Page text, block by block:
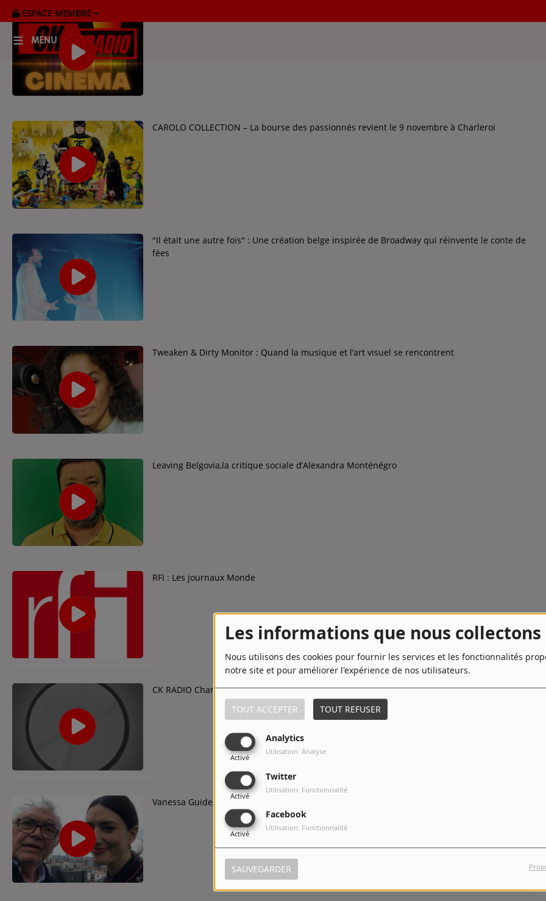
Les informations que nous collectons
Nous utilisons des cookies pour fournir les services et les fonctionnalités
notre site et pour améliorer l'expérience de nos utilisateurs.
TOUT ACCEPTER TOUT REFUSER
Analytics
Activé
Utilisation: Analyse
Twitter
Activé
Utilisation: Fonctionnalité
Facebook
Activé
Utilisation: Fonctionnalité
SAUVEGARDER
ESPACE MEMBRE
MENU
HOME
CK RADIO Line-up
PODCASTS
Cultur'Ciné - Jean Meurice
CONCOURS
Contact
Contact
Régie Publicitaire
Fréquences
CAROLO COLLECTION – La bourse des passionnés revient le 9 novembre à Charleroi
"Il était une autre fois" : Une création belge inspirée de Broadway qui réinvente le conte de
fées
Tweaken & Dirty Monitor : Quand la musique et l’art visuel se rencontrent
Leaving Belgovia,la critique sociale d’Alexandra Monténégro
RFI : Les journaux Monde
CK RADIO Charleking
Vanessa Guide, reine incontestée de la comédie…